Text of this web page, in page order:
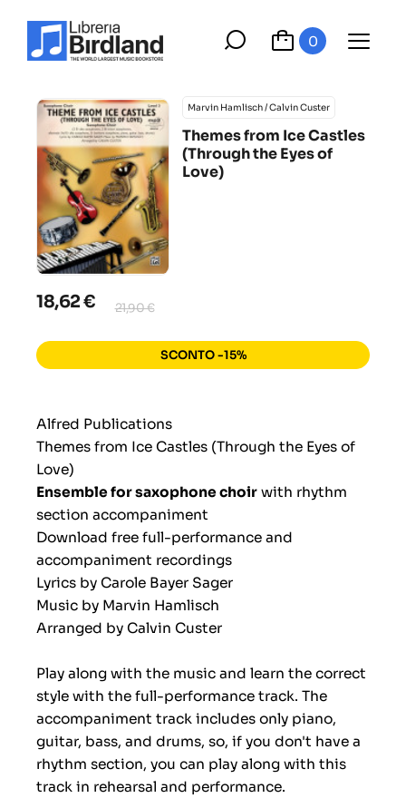
0
Marvin Hamlisch / Calvin Custer
Themes from Ice Castles
(Through the Eyes of
Love)
18,62 € 21,90 €
SCONTO -15%
Alfred Publications
Themes from Ice Castles (Through the Eyes of
Love)
Ensemble for saxophone choir with rhythm
section accompaniment
Download free full-performance and
accompaniment recordings
Lyrics by Carole Bayer Sager
Music by Marvin Hamlisch
Arranged by Calvin Custer
Play along with the music and learn the correct
style with the full-performance track. The
accompaniment track includes only piano,
guitar, bass, and drums, so, if you don't have a
rhythm section, you can play along with this
track in rehearsal and performance.